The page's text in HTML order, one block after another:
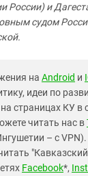
России) и
судом
на Android и
идеи по
страницах КУ в
читать нас в
– с
"Кавказский
Facebook*,